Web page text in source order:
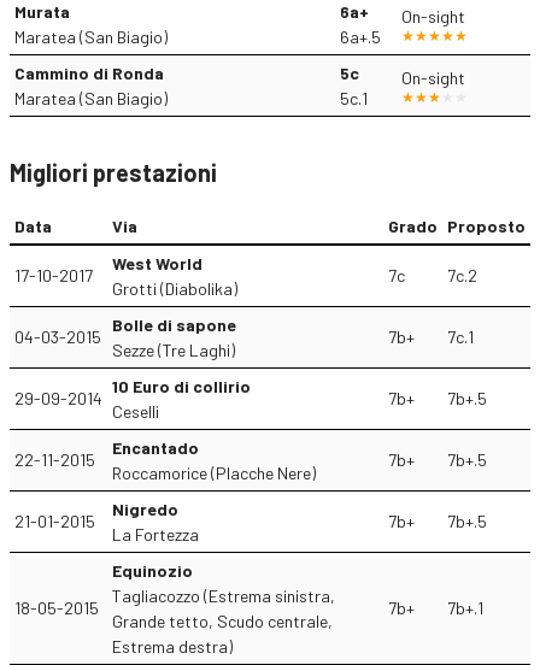
Murata
Maratea (San Biagio)
6a+
6a+.5
On-sight
Cammino di Ronda
Maratea (San Biagio)
5c
5c.1
On-sight
Migliori prestazioni
Data Via Grado Proposto
17-10-2017
West World
Grotti (Diabolika)
7c 7c.2
04-03-2015
Bolle di sapone
Sezze (Tre Laghi)
7b+ 7c.1
29-09-2014
10 Euro di collirio
Ceselli
7b+ 7b+.5
22-11-2015
Encantado
Roccamorice (Placche Nere)
7b+ 7b+.5
21-01-2015
Nigredo
La Fortezza
7b+ 7b+.5
18-05-2015
Equinozio
Tagliacozzo (Estrema sinistra,
Grande tetto, Scudo centrale,
Estrema destra)
7b+ 7b+.1